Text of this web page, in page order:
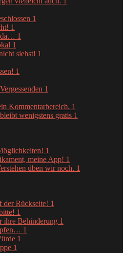
1
1
da… 1
1
siehst! 1
1
1
Kommentarbereich. 1
wenigstens gratis 1
1
meine App! 1
üben wir noch. 1
der Rückseite! 1
1
ihre Behinderung 1
1
1
1